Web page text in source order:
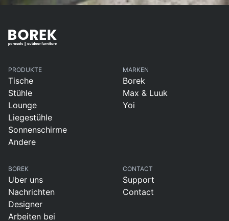
PRODUKTE
Tische
Stühle
Lounge
Liegestühle
Sonnenschirme
Andere
MARKEN
Borek
Max & Luuk
Yoi
BOREK
Uber uns
Nachrichten
Designer
Arbeiten bei
CONTACT
Support
Contact